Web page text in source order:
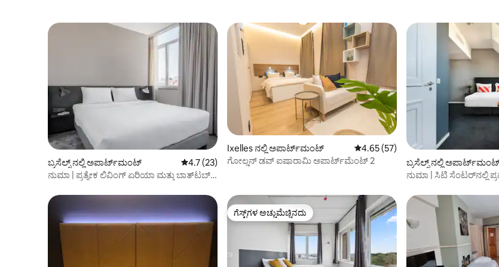
ಬ್ರಸೆಲ್ಸ್ ನಲ್ಲಿ ಅಪಾರ್ಟ್‌ಮಂಟ್ 5 ರಲ್ಲಿ 4.7 ಸರಾಸರಿ ರೇಟಿಂಗ್, 23 ವಿಮರ್ಶೆಗಳು
4.7 (23)
ನುಮಾ | ಪ್ರತ್ಯೇಕ ಲಿವಿಂಗ್ ಏರಿಯಾ ಮತ್ತು ಬಾತ್‌ಟಬ್
Ixelles ನಲ್ಲಿ ಅಪಾರ್ಟ್‌ಮಂಟ್ 5 ರಲ್ಲಿ 4.65 ಸರಾಸರಿ ರೇಟಿಂಗ್, 57
4.65 (57)
ಗೋಲ್ಡನ್ ಡವ್ ಐಷಾರಾಮಿ ಅಪಾರ್ಟ್‌ಮೆಂಟ್ 2
ಬ್ರಸೆಲ್ಸ್ ನಲ್ಲಿ
ನುಮಾ | ಸಿಟಿ ಸೆಂಟರ್‌ನಲ್ಲಿ
ಗೆಸ್ಟ್‌ಗಳ ಅಚ್ಚುಮೆಚ್ಚಿನದು
ಗೆಸ್ಟ್‌ಗಳ ಅಚ್ಚುಮೆಚ್ಚಿನದು